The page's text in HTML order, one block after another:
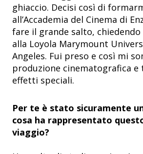
ghiaccio. Decisi così di
all’Accademia del Cinema di
fare il grande salto, chiedendo
alla Loyola Marymount
Angeles. Fui preso e così mi
produzione cinematografica e
effetti speciali.
Per te è stato sicuramente
cosa ha rappresentato
viaggio?